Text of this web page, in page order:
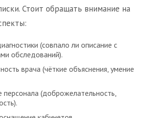
Стоит обращать внимание на
(совпало ли описание с
обследований).
врача (чёткие объяснения, умение
(доброжелательность,